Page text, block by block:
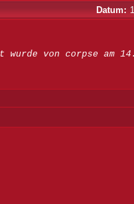
Datum:
wurde von corpse am